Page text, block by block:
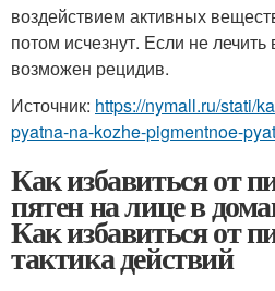
воздействием активных
потом исчезнут. Если не
возможен рецидив.
Источник: https://nymall.ru/stati/
pyatna-na-kozhe-pigmentnoe-
Как избавиться от
пятен на лице в
Как избавиться от
тактика действий